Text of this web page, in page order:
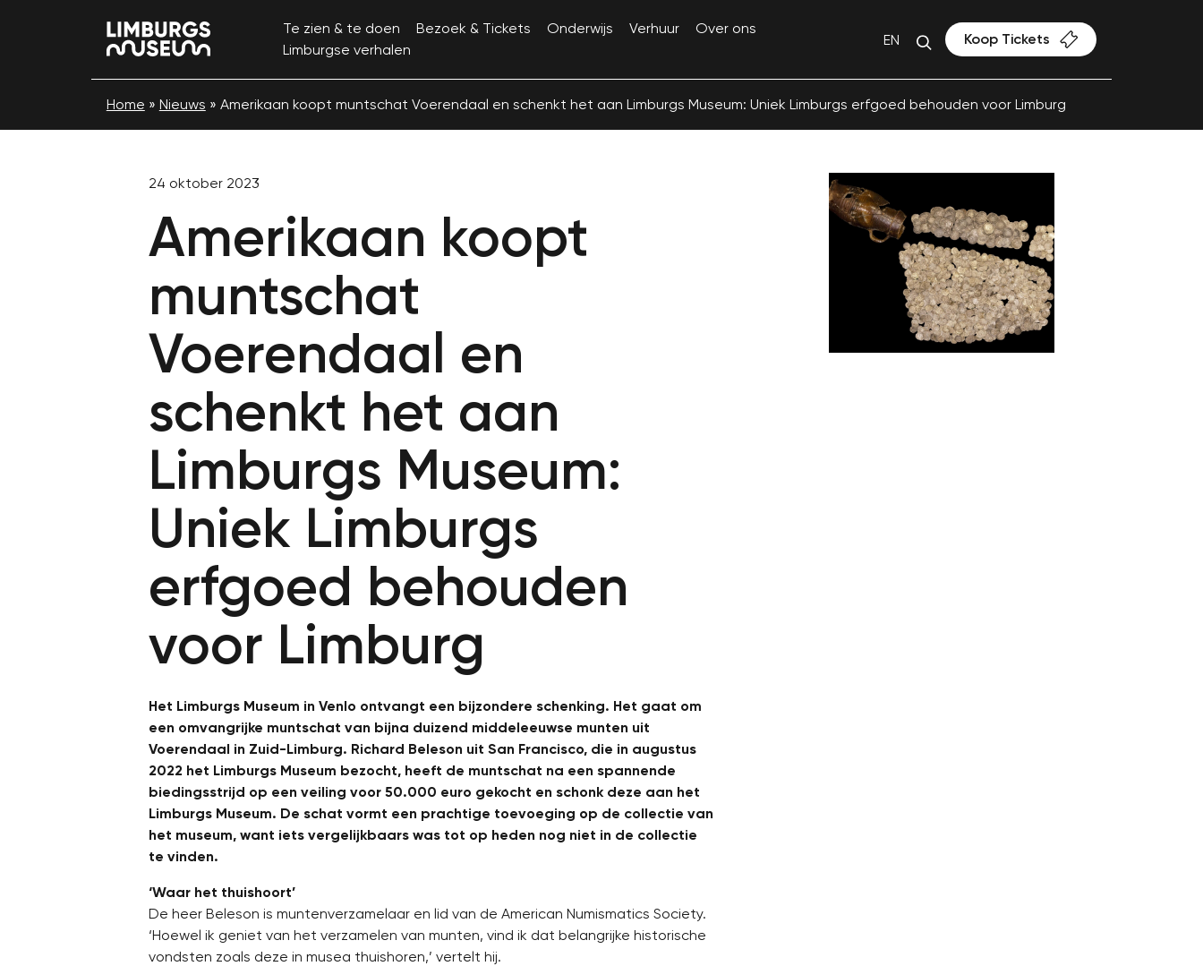
Te zien & te doen Bezoek & Tickets Onderwijs Verhuur
Over ons
Limburgse verhalen
EN Koop Tickets
Home » Nieuws » Amerikaan koopt muntschat Voerendaal en schenkt het aan Limburgs Museum: Uniek Limburgs erfgoed behouden voor Limburg
24 oktober 2023
Amerikaan koopt
muntschat
Voerendaal en
schenkt het aan
Limburgs Museum:
Uniek Limburgs
erfgoed behouden
voor Limburg
Het Limburgs Museum in Venlo ontvangt een bijzondere schenking. Het gaat om
een omvangrijke muntschat van bijna duizend middeleeuwse munten uit
Voerendaal in Zuid-Limburg. Richard Beleson uit San Francisco, die in augustus
2022 het Limburgs Museum bezocht, heeft de muntschat na een spannende
biedingsstrijd op een veiling voor 50.000 euro gekocht en schonk deze aan het
Limburgs Museum. De schat vormt een prachtige toevoeging op de collectie van
het museum, want iets vergelijkbaars was tot op heden nog niet in de collectie
te vinden.
‘Waar het thuishoort’
De heer Beleson is muntenverzamelaar en lid van de American Numismatics Society.
‘Hoewel ik geniet van het verzamelen van munten, vind ik dat belangrijke historische
vondsten zoals deze in musea thuishoren,’ vertelt hij.